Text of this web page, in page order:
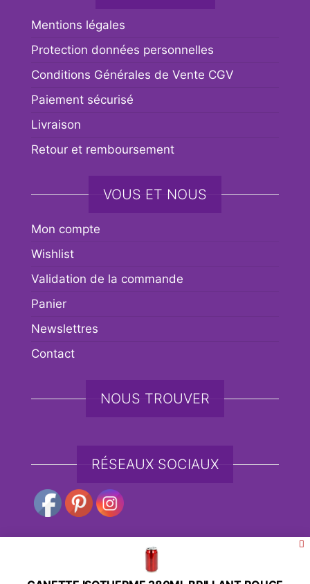
Mentions légales
Protection données personnelles
Conditions Générales de Vente CGV
Paiement sécurisé
Livraison
Retour et remboursement
VOUS ET NOUS
Mon compte
Wishlist
Validation de la commande
Panier
Newslettres
Contact
NOUS TROUVER
RÉSEAUX SOCIAUX
Fièrement propulsé parWordPress